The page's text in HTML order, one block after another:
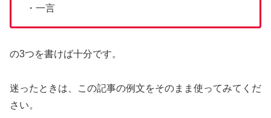
・一言
の3つを書けば十分です。
迷ったときは、この記事の例文をそのまま使ってみてくだ
さい。